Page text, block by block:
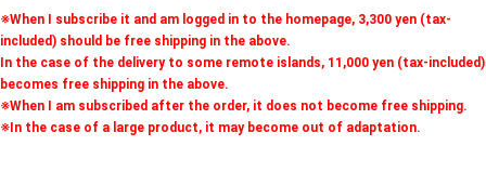
※When I subscribe it and am logged in to the homepage, 3,300 yen (tax-
included) should be free shipping in the above.
In the case of the delivery to some remote islands, 11,000 yen (tax-included)
becomes free shipping in the above.
※When I am subscribed after the order, it does not become free shipping.
※In the case of a large product, it may become out of adaptation.